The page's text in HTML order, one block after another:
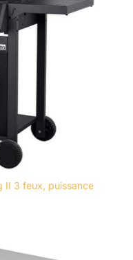
II 3 feux, puissance